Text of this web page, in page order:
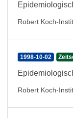
Robert Koch-
1998-10-02
Robert Koch-